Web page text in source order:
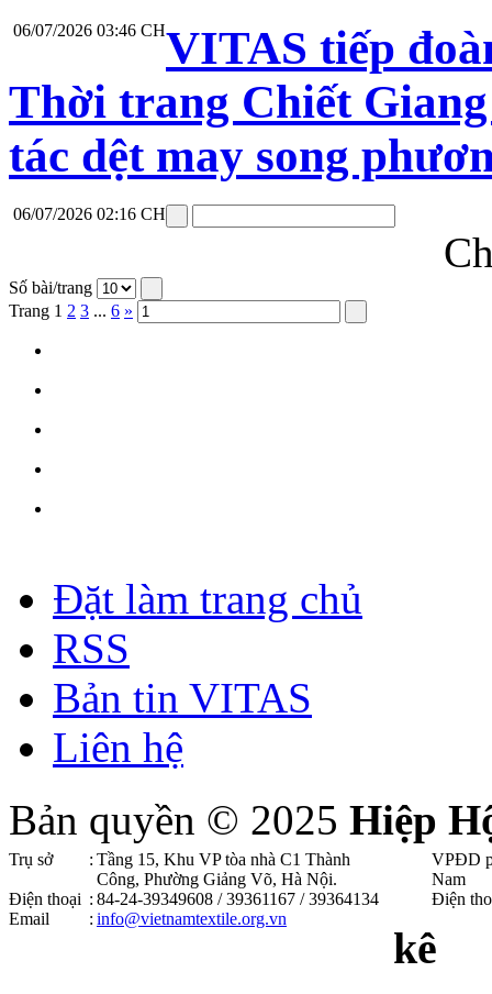
06/07/2026 03:46 CHVITAS tiếp
Thời trang Chiết
tác dệt may song
06/07/2026 02:16 CH
Số bài/trang
Trang 1 2 3 ... 6 »
Đặt làm trang chủ
RSS
Bản tin VITAS
Liên hệ
Bản quyền © 2025 Hiệp
Trụ sở : Tầng 15, Khu VP tòa nhà C1 Thành
Công, Phường Giảng Võ, Hà Nội .
Điện thoại : 84-24-39349608 / 39361167 / 39364134
Email
: info@vietnamtextile.org.vn
VPĐD
Nam
Điện
kê